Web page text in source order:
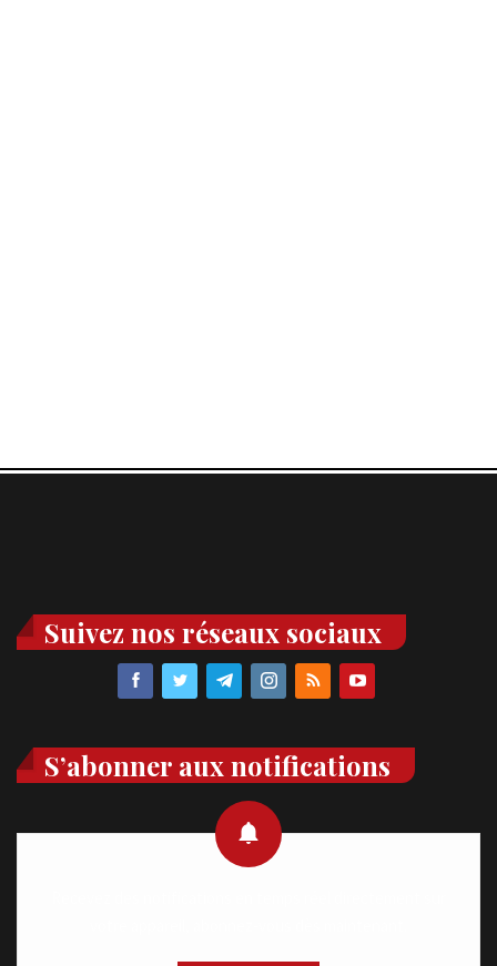
Suivez nos réseaux sociaux
S’abonner aux notifications